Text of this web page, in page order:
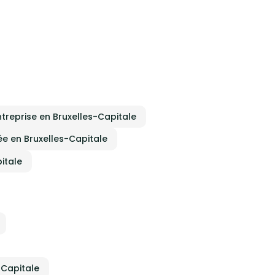
en Bruxelles-Capitale
en Bruxelles-Capitale